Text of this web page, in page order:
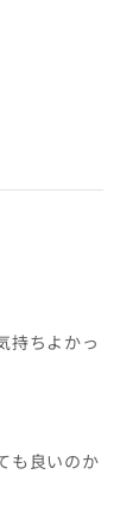
持ちよかっ
も良いのか